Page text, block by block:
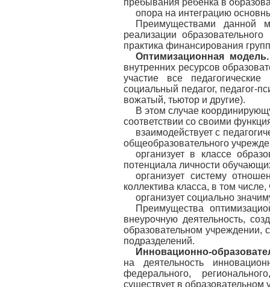
пребывания ребенка в
опора на интеграцию
Преимуществами данной
реализации
практика финансирования
Оптимизационная модель.
внутренних ресурсов
участие все педагогические
социальный педагог, педагог-
вожатый, тьютор и другие).
В этом случае
соответствии со своими
взаимодействует с
общеобразовательного
организует в классе
потенциала личности
организует систему
коллектива класса, в том
организует социально
Преимущества
внеурочную деятельность,
образовательном учреждении,
подразделений.
Инновационно-
на деятельность
федерального,
существует в образовательном